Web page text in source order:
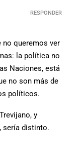
no queremos ver
la política no
Naciones, está
no son más de
políticos.
y
sería distinto.
RESPONDER